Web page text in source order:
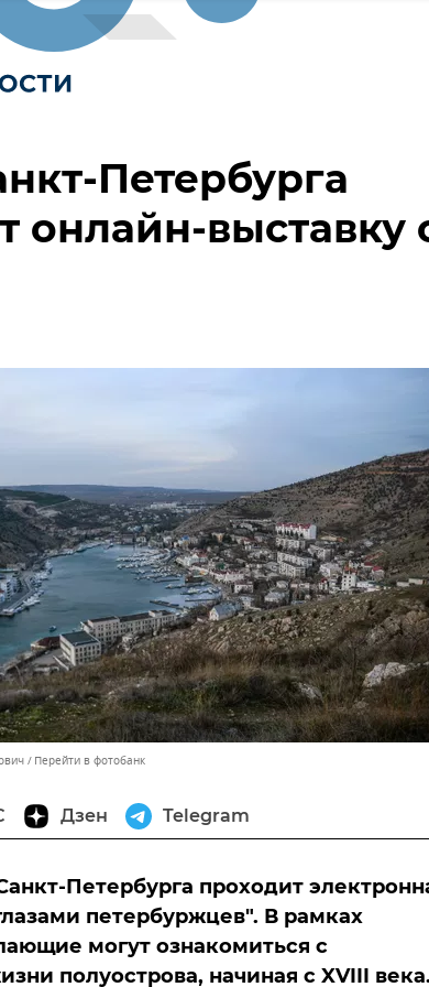
Петербурга
онлайн-выставку
Перейти в фотобанк
Дзен Telegram
Петербурга проходит
петербуржцев". В рамках
могут ознакомиться с
полуострова, начиная с XVIII